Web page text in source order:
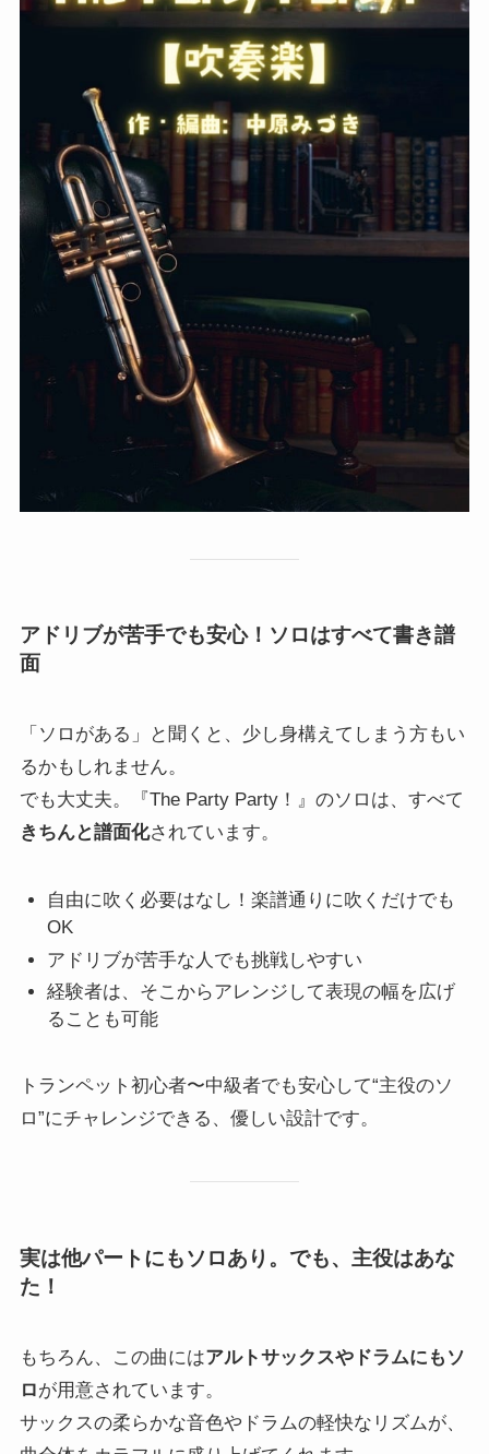
アドリブが苦手でも安心！ソロはすべて書き譜
面
「ソロがある」と聞くと、少し身構えてしまう方もい
るかもしれません。
でも大丈夫。『The Party Party！』のソロは、すべて
きちんと譜面化されています。
自由に吹く必要はなし！楽譜通りに吹くだけでも
OK
アドリブが苦手な人でも挑戦しやすい
経験者は、そこからアレンジして表現の幅を広げ
ることも可能
トランペット初心者〜中級者でも安心して“主役のソ
ロ”にチャレンジできる、優しい設計です。
実は他パートにもソロあり。でも、主役はあな
た！
もちろん、この曲にはアルトサックスやドラムにもソ
ロが用意されています。
サックスの柔らかな音色やドラムの軽快なリズムが、